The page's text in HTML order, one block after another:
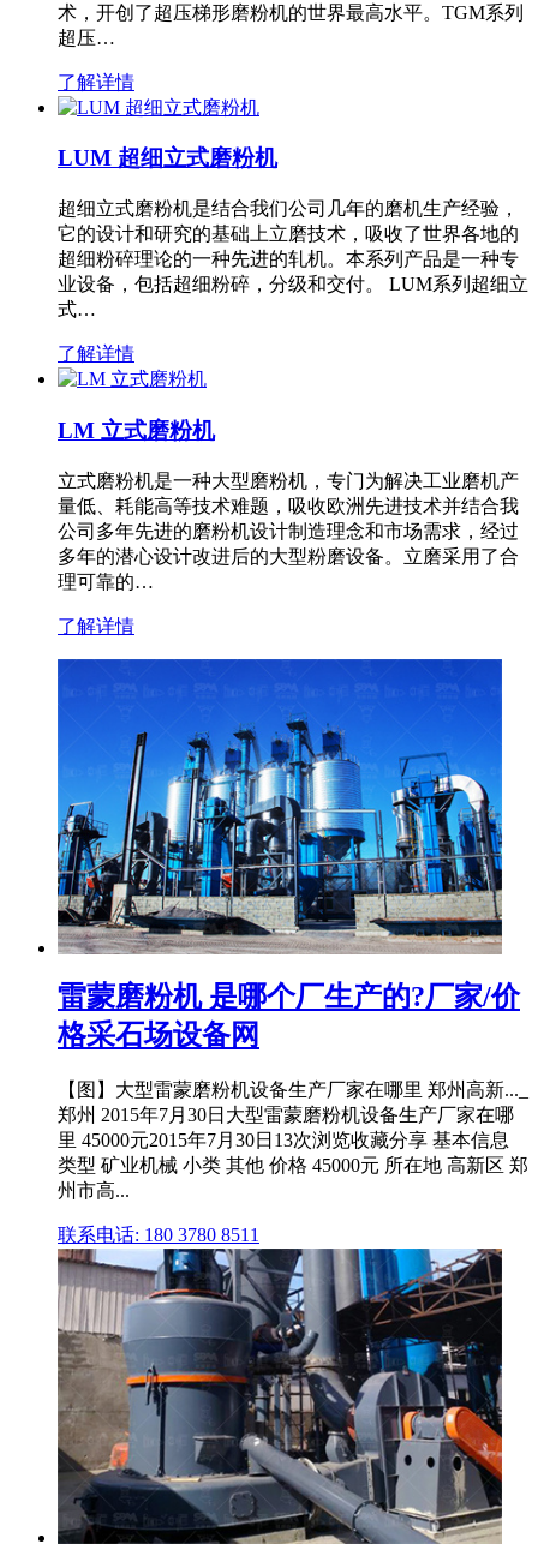
术，开创了超压梯形磨粉机的世界最高水平。TGM系列
超压…
了解详情
LUM 超细立式磨粉机
超细立式磨粉机是结合我们公司几年的磨机生产经验，
它的设计和研究的基础上立磨技术，吸收了世界各地的
超细粉碎理论的一种先进的轧机。本系列产品是一种专
业设备，包括超细粉碎，分级和交付。 LUM系列超细立
式…
了解详情
LM 立式磨粉机
立式磨粉机是一种大型磨粉机，专门为解决工业磨机产
量低、耗能高等技术难题，吸收欧洲先进技术并结合我
公司多年先进的磨粉机设计制造理念和市场需求，经过
多年的潜心设计改进后的大型粉磨设备。立磨采用了合
理可靠的…
了解详情
雷蒙磨粉机 是哪个厂生产的?厂家/价
格采石场设备网
【图】大型雷蒙磨粉机设备生产厂家在哪里 郑州高新..._
郑州 2015年7月30日大型雷蒙磨粉机设备生产厂家在哪
里 45000元2015年7月30日13次浏览收藏分享 基本信息
类型 矿业机械 小类 其他 价格 45000元 所在地 高新区 郑
州市高...
联系电话: 180 3780 8511